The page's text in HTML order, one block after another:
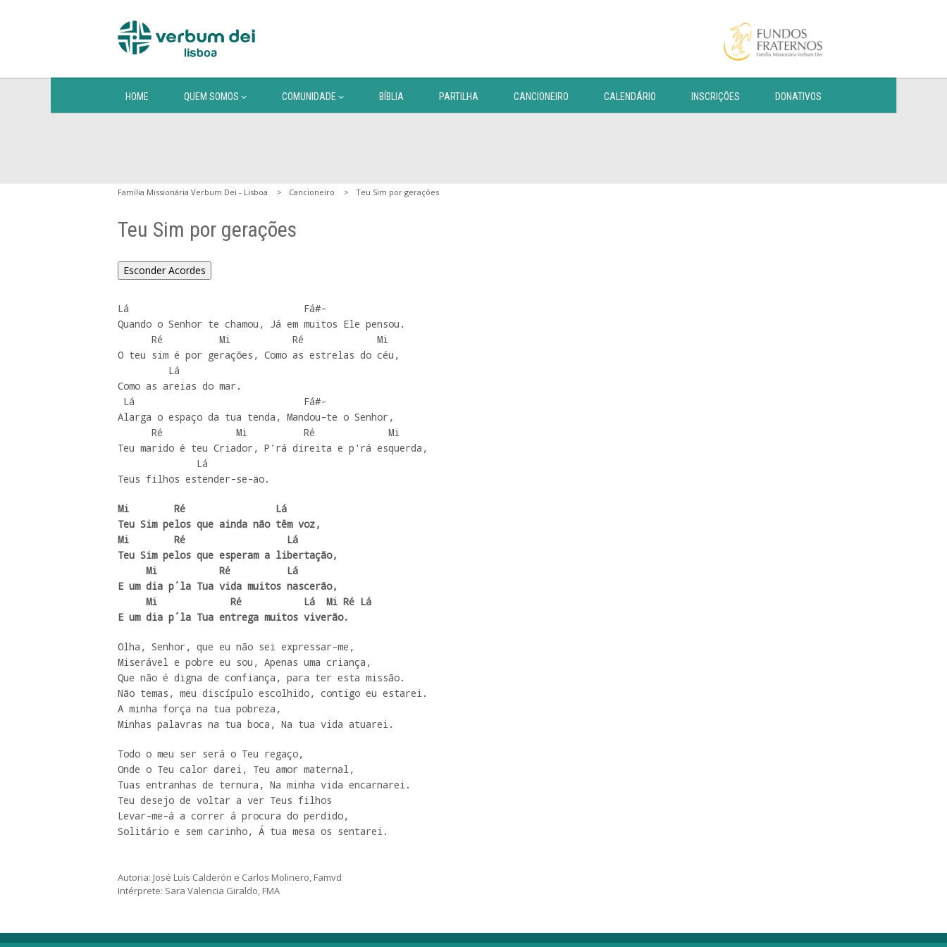
HOME QUEM SOMOS COMUNIDADE BÍBLIA PARTILHA CANCIONEIRO CALENDÁRIO INSCRIÇÕES DONATIVOS
Família Missionária Verbum Dei - Lisboa Cancioneiro Teu Sim por gerações
Teu Sim por gerações
Esconder Acordes
Lá                               Fá#-
Quando o Senhor te chamou, Já em muitos Ele pensou.
O teu sim é por gerações, Como as estrelas do céu,
Como as areias do mar.
Alarga o espaço da tua tenda, Mandou-te o Senhor,
Teu marido é teu Criador, P'rá direita e p'rá esquerda,
Teus filhos estender-se-äo.
Mi        Ré                Lá
Teu Sim pelos que ainda não têm voz,
Mi        Ré                  Lá
Teu Sim pelos que esperam a libertação,
E um dia p´la Tua vida muitos nascerão,
E um dia p´la Tua entrega muitos viverão.
Olha, Senhor, que eu não sei expressar-me,
Miserável e pobre eu sou, Apenas uma criança,
Que não é digna de confiança, para ter esta missão.
Não temas, meu discípulo escolhido, contigo eu estarei.
A minha força na tua pobreza,
Minhas palavras na tua boca, Na tua vida atuarei.
Todo o meu ser será o Teu regaço,
Onde o Teu calor darei, Teu amor maternal,
Tuas entranhas de ternura, Na minha vida encarnarei.
Teu desejo de voltar a ver Teus filhos
Levar-me-á a correr á procura do perdido,
Solitário e sem carinho, Á tua mesa os sentarei.
Autoria: José Luís Calderón e Carlos Molinero, Famvd
Intérprete: Sara Valencia Giraldo, FMA